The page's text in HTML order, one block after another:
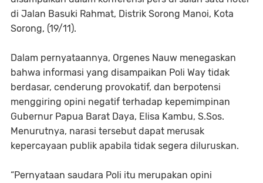
di Jalan Basuki Rahmat, Distrik Sorong Manoi, Kota
Sorong, (19/11).
Dalam pernyataannya, Orgenes Nauw menegaskan
bahwa informasi yang disampaikan Poli Way tidak
berdasar, cenderung provokatif, dan berpotensi
menggiring opini negatif terhadap kepemimpinan
Gubernur Papua Barat Daya, Elisa Kambu, S.Sos.
Menurutnya, narasi tersebut dapat merusak
kepercayaan publik apabila tidak segera diluruskan.
“Pernyataan saudara Poli itu merupakan opini